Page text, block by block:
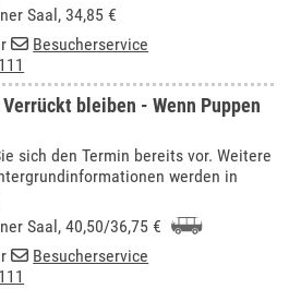
Saal, 34,85 €
Besucherservice
bleiben - Wenn Puppen
sich den Termin bereits vor. Weitere
werden in
Saal, 40,50/36,75 €
Besucherservice